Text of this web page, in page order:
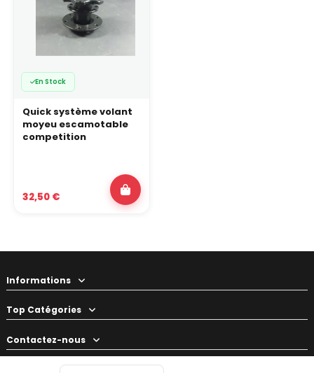
En Stock
Quick système volant
moyeu escamotable
competition
32,50 €
Informations
Top Catégories
Contactez-nous
Votre préparateur